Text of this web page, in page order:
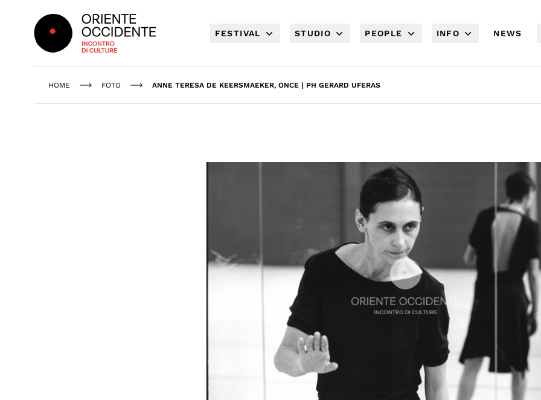
Oriente Occidente
FESTIVAL STUDIO PEOPLE INFO NEWS
HOME FOTO ANNE TERESA DE KEERSMAEKER, ONCE | PH GERARD UFERAS